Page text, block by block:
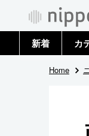
新着 カ
政
国際
Home